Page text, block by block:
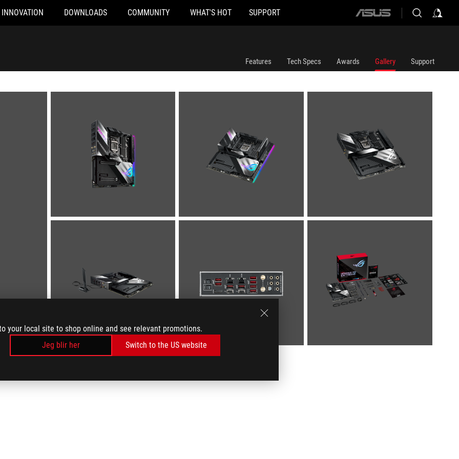
your local site to shop online and see relevant promotions.
Jeg blir her
Switch to the US website
INNOVATION DOWNLOADS COMMUNITY WHAT'S HOT SUPPORT
ASUS
Features Tech Specs Awards Gallery Support